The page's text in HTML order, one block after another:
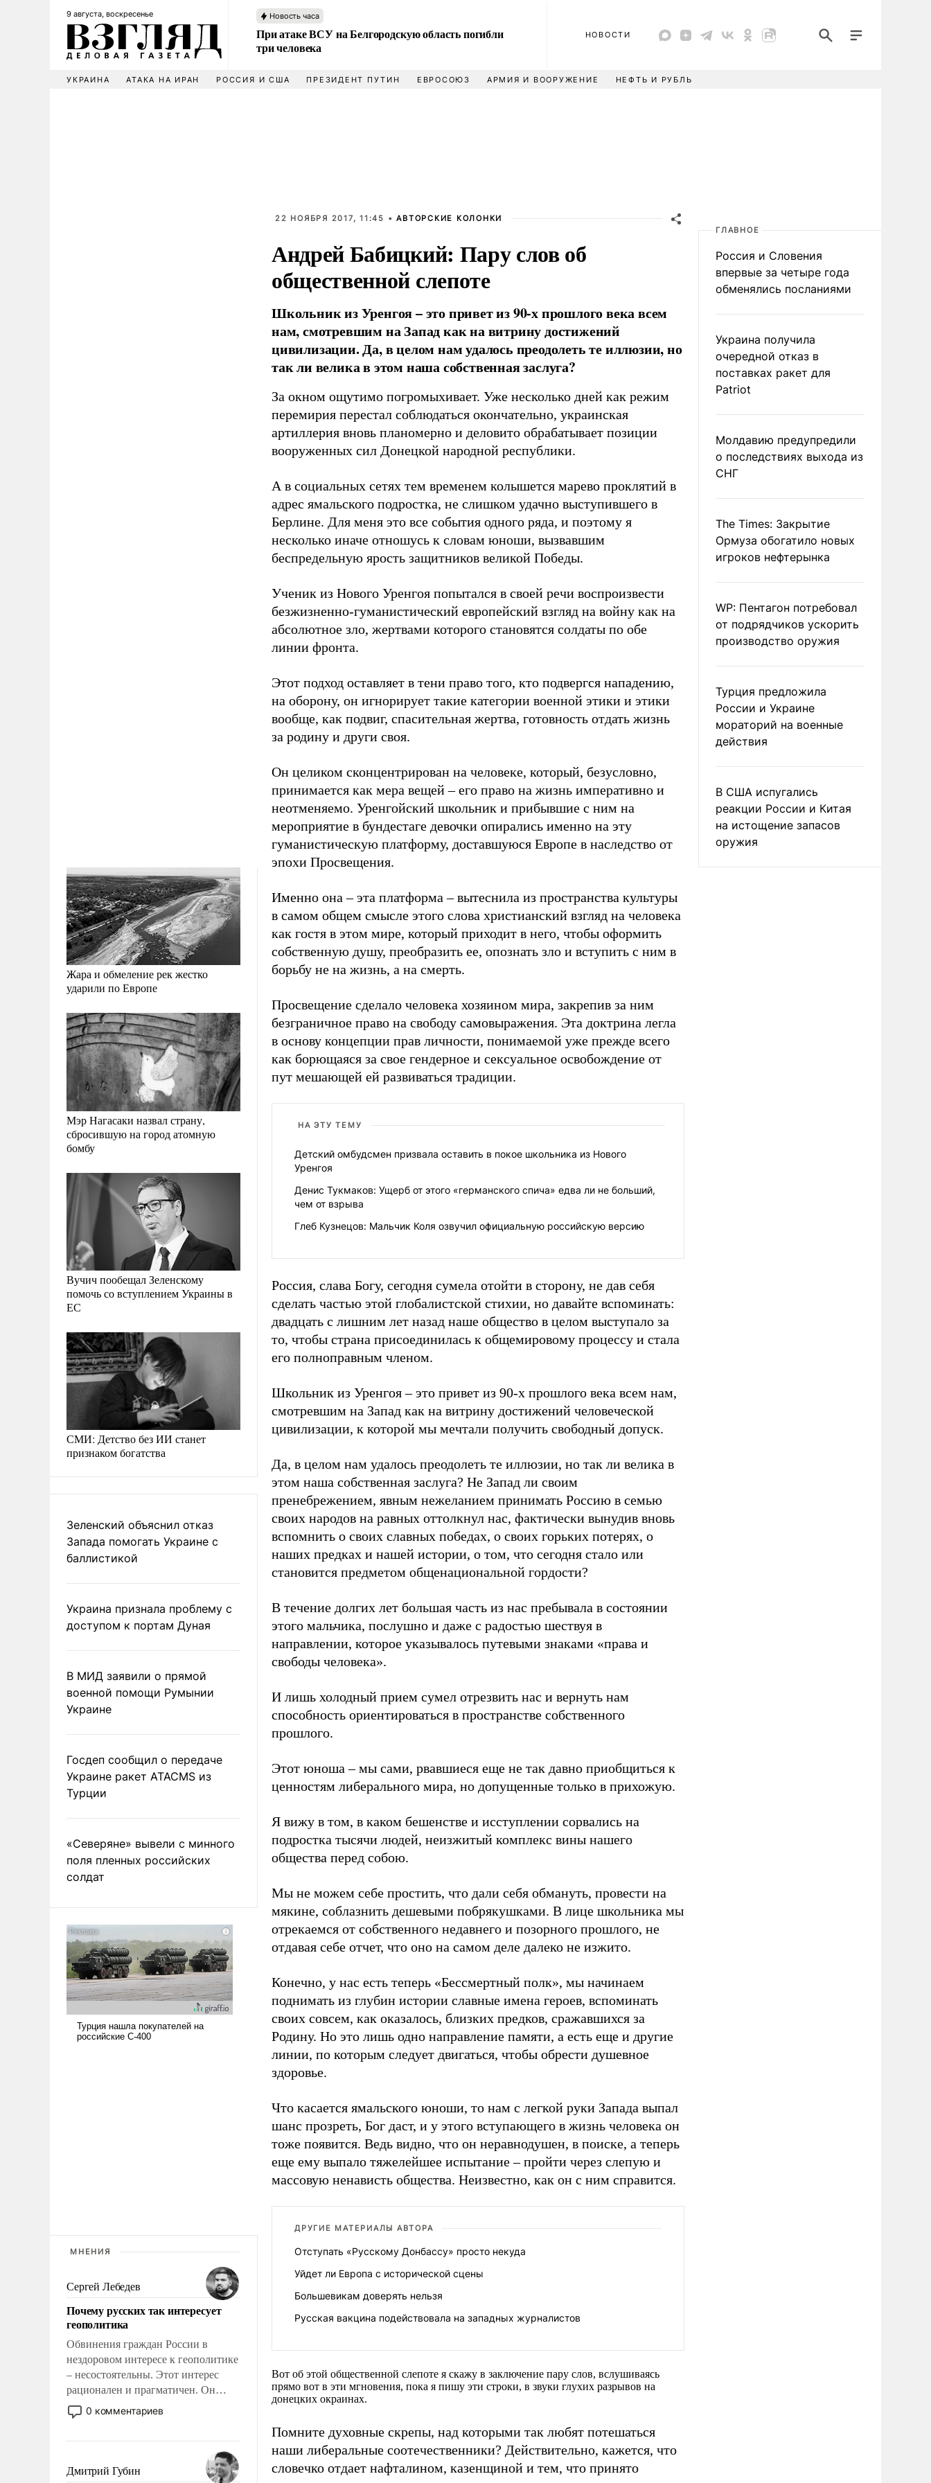
9 августа, воскресенье Новость часа
При атаке ВСУ на Белгородскую область погибли
три человека
НОВОСТИ
УКРАИНА АТАКА НА ИРАН РОССИЯ И США ПРЕЗИДЕНТ ПУТИН ЕВРОСОЮЗ АРМИЯ И ВООРУЖЕНИЕ НЕФТЬ И РУБЛЬ
Жара и обмеление рек жестко
ударили по Европе
Мэр Нагасаки назвал страну,
сбросившую на город атомную
бомбу
Вучич пообещал Зеленскому
помочь со вступлением Украины в
ЕС
СМИ: Детство без ИИ станет
признаком богатства
Зеленский объяснил отказ
Запада помогать Украине с
баллистикой
Украина признала проблему с
доступом к портам Дуная
В МИД заявили о прямой
военной помощи Румынии
Украине
Госдеп сообщил о передаче
Украине ракет ATACMS из
Турции
«Северяне» вывели с минного
поля пленных российских
солдат
МНЕНИЯ
Сергей Лебедев
Почему русских так интересует
геополитика
Обвинения граждан России в
нездоровом интересе к геополитике
– несостоятельны. Этот интерес
рационален и прагматичен. Он
обусловлен тысячелетним опытом
выживания в крайне непростых
знанием, что мировая политика
имеет свойство заявляться на порог
0 комментариев
Дмитрий Губин
22 НОЯБРЯ 2017, 11:45 •АВТОРСКИЕ КОЛОНКИ
Андрей Бабицкий: Пару слов об
общественной слепоте
Школьник из Уренгоя – это привет из 90-х прошлого века всем
нам, смотревшим на Запад как на витрину достижений
цивилизации. Да, в целом нам удалось преодолеть те иллюзии, но
так ли велика в этом наша собственная заслуга?
За окном ощутимо погромыхивает. Уже несколько дней как режим
перемирия перестал соблюдаться окончательно, украинская
артиллерия вновь планомерно и деловито обрабатывает позиции
вооруженных сил Донецкой народной республики.
А в социальных сетях тем временем колышется марево проклятий в
адрес ямальского подростка, не слишком удачно выступившего в
Берлине. Для меня это все события одного ряда, и поэтому я
несколько иначе отношусь к словам юноши, вызвавшим
беспредельную ярость защитников великой Победы.
Ученик из Нового Уренгоя попытался в своей речи воспроизвести
безжизненно-гуманистический европейский взгляд на войну как на
абсолютное зло, жертвами которого становятся солдаты по обе
линии фронта.
Этот подход оставляет в тени право того, кто подвергся нападению,
на оборону, он игнорирует такие категории военной этики и этики
вообще, как подвиг, спасительная жертва, готовность отдать жизнь
за родину и други своя.
Он целиком сконцентрирован на человеке, который, безусловно,
принимается как мера вещей – его право на жизнь императивно и
неотменяемо. Уренгойский школьник и прибывшие с ним на
мероприятие в бундестаге девочки опирались именно на эту
гуманистическую платформу, доставшуюся Европе в наследство от
эпохи Просвещения.
Именно она – эта платформа – вытеснила из пространства культуры
в самом общем смысле этого слова христианский взгляд на человека
как гостя в этом мире, который приходит в него, чтобы оформить
собственную душу, преобразить ее, опознать зло и вступить с ним в
борьбу не на жизнь, а на смерть.
Просвещение сделало человека хозяином мира, закрепив за ним
безграничное право на свободу самовыражения. Эта доктрина легла
в основу концепции прав личности, понимаемой уже прежде всего
как борющаяся за свое гендерное и сексуальное освобождение от
пут мешающей ей развиваться традиции.
НА ЭТУ ТЕМУ
Детский омбудсмен призвала оставить в покое школьника из Нового
Уренгоя
Денис Тукмаков: Ущерб от этого «германского спича» едва ли не больший,
чем от взрыва
Глеб Кузнецов: Мальчик Коля озвучил официальную российскую версию
Россия, слава Богу, сегодня сумела отойти в сторону, не дав себя
сделать частью этой глобалистской стихии, но давайте вспоминать:
двадцать с лишним лет назад наше общество в целом выступало за
то, чтобы страна присоединилась к общемировому процессу и стала
его полноправным членом.
Школьник из Уренгоя – это привет из 90-х прошлого века всем нам,
смотревшим на Запад как на витрину достижений человеческой
цивилизации, к которой мы мечтали получить свободный допуск.
Да, в целом нам удалось преодолеть те иллюзии, но так ли велика в
этом наша собственная заслуга? Не Запад ли своим
пренебрежением, явным нежеланием принимать Россию в семью
своих народов на равных оттолкнул нас, фактически вынудив вновь
вспомнить о своих славных победах, о своих горьких потерях, о
наших предках и нашей истории, о том, что сегодня стало или
становится предметом общенациональной гордости?
В течение долгих лет большая часть из нас пребывала в состоянии
этого мальчика, послушно и даже с радостью шествуя в
направлении, которое указывалось путевыми знаками «права и
свободы человека».
И лишь холодный прием сумел отрезвить нас и вернуть нам
способность ориентироваться в пространстве собственного
прошлого.
Этот юноша – мы сами, рвавшиеся еще не так давно приобщиться к
ценностям либерального мира, но допущенные только в прихожую.
Я вижу в том, в каком бешенстве и исступлении сорвались на
подростка тысячи людей, неизжитый комплекс вины нашего
общества перед собою.
Мы не можем себе простить, что дали себя обмануть, провести на
мякине, соблазнить дешевыми побрякушками. В лице школьника мы
отрекаемся от собственного недавнего и позорного прошлого, не
отдавая себе отчет, что оно на самом деле далеко не изжито.
Конечно, у нас есть теперь «Бессмертный полк», мы начинаем
поднимать из глубин истории славные имена героев, вспоминать
своих совсем, как оказалось, близких предков, сражавшихся за
Родину. Но это лишь одно направление памяти, а есть еще и другие
линии, по которым следует двигаться, чтобы обрести душевное
здоровье.
Что касается ямальского юноши, то нам с легкой руки Запада выпал
шанс прозреть, Бог даст, и у этого вступающего в жизнь человека он
тоже появится. Ведь видно, что он неравнодушен, в поиске, а теперь
еще ему выпало тяжелейшее испытание – пройти через слепую и
массовую ненависть общества. Неизвестно, как он с ним справится.
ДРУГИЕ МАТЕРИАЛЫ АВТОРА
Отступать «Русскому Донбассу» просто некуда
Уйдет ли Европа с исторической сцены
Большевикам доверять нельзя
Русская вакцина подействовала на западных журналистов
Вот об этой общественной слепоте я скажу в заключение пару слов, вслушиваясь
прямо вот в эти мгновения, пока я пишу эти строки, в звуки глухих разрывов на
донецких окраинах.
Помните духовные скрепы, над которыми так любят потешаться
наши либеральные соотечественники? Действительно, кажется, что
словечко отдает нафталином, казенщиной и тем, что принято
ГЛАВНОЕ
Россия и Словения
впервые за четыре года
обменялись посланиями
Украина получила
очередной отказ в
поставках ракет для
Patriot
Молдавию предупредили
о последствиях выхода из
СНГ
The Times: Закрытие
Ормуза обогатило новых
игроков нефтерынка
WP: Пентагон потребовал
от подрядчиков ускорить
производство оружия
Турция предложила
России и Украине
мораторий на военные
действия
В США испугались
реакции России и Китая
на истощение запасов
оружия